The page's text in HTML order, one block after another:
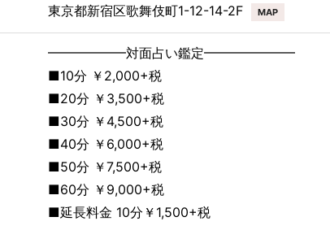
東京都新宿区歌舞伎町1-12-14-2F MAP
━━━━━━対面占い鑑定━━━━━━━
■10分 ￥2,000+税
■20分 ￥3,500+税
■30分 ￥4,500+税
■40分 ￥6,000+税
■50分 ￥7,500+税
■60分 ￥9,000+税
■延長料金 10分￥1,500+税